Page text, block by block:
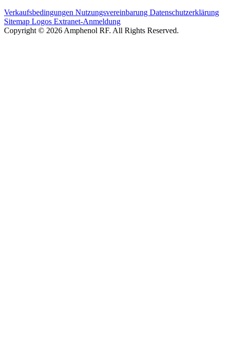
Verkaufsbedingungen Nutzungsvereinbarung Datenschutzerklärung
Sitemap Logos Extranet-Anmeldung
Copyright © 2026 Amphenol RF. All Rights Reserved.